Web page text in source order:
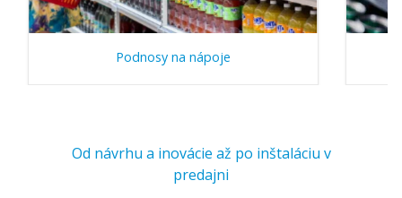
Podnosy na nápoje
Od návrhu a inovácie až po inštaláciu v
predajni